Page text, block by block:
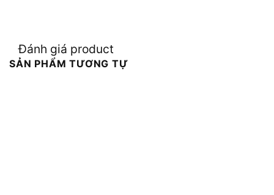
Đánh giá product
SẢN PHẨM TƯƠNG TỰ